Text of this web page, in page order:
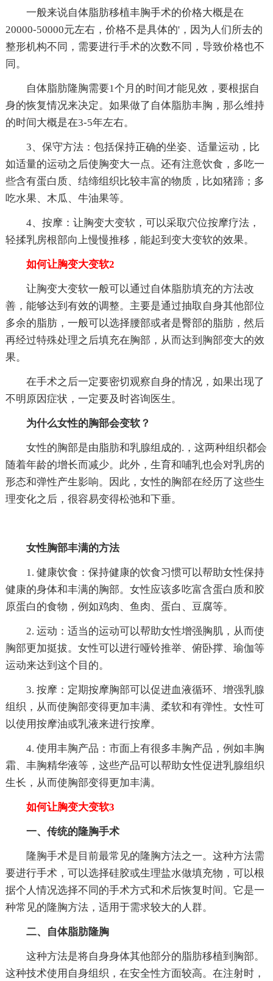
一般来说自体脂肪移植丰胸手术的价格大概是在
20000-50000元左右，价格不是具体的'，因为人们所去的
整形机构不同，需要进行手术的次数不同，导致价格也不
同。
自体脂肪隆胸需要1个月的时间才能见效，要根据自
身的恢复情况来决定。如果做了自体脂肪丰胸，那么维持
的时间大概是在3-5年左右。
3、保守方法：包括保持正确的坐姿、适量运动，比
如适量的运动之后使胸变大一点。还有注意饮食，多吃一
些含有蛋白质、结缔组织比较丰富的物质，比如猪蹄；多
吃水果、木瓜、牛油果等。
4、按摩：让胸变大变软，可以采取穴位按摩疗法，
轻揉乳房根部向上慢慢推移，能起到变大变软的效果。
如何让胸变大变软2
让胸变大变软一般可以通过自体脂肪填充的方法改
善，能够达到有效的调整。主要是通过抽取自身其他部位
多余的脂肪，一般可以选择腰部或者是臀部的脂肪，然后
再经过特殊处理之后填充在胸部，从而达到胸部变大的效
果。
在手术之后一定要密切观察自身的情况，如果出现了
不明原因症状，一定要及时咨询医生。
为什么女性的胸部会变软？
女性的胸部是由脂肪和乳腺组成的.，这两种组织都会
随着年龄的增长而减少。此外，生育和哺乳也会对乳房的
形态和弹性产生影响。因此，女性的胸部在经历了这些生
理变化之后，很容易变得松弛和下垂。
女性胸部丰满的方法
1. 健康饮食：保持健康的饮食习惯可以帮助女性保持
健康的身体和丰满的胸部。女性应该多吃富含蛋白质和胶
原蛋白的食物，例如鸡肉、鱼肉、蛋白、豆腐等。
2. 运动：适当的运动可以帮助女性增强胸肌，从而使
胸部更加挺拔。女性可以进行哑铃推举、俯卧撑、瑜伽等
运动来达到这个目的。
3. 按摩：定期按摩胸部可以促进血液循环、增强乳腺
组织，从而使胸部变得更加丰满、柔软和有弹性。女性可
以使用按摩油或乳液来进行按摩。
4. 使用丰胸产品：市面上有很多丰胸产品，例如丰胸
霜、丰胸精华液等，这些产品可以帮助女性促进乳腺组织
生长，从而使胸部变得更加丰满。
如何让胸变大变软3
一、传统的隆胸手术
隆胸手术是目前最常见的隆胸方法之一。这种方法需
要进行手术，可以选择硅胶或生理盐水做填充物，可以根
据个人情况选择不同的手术方式和术后恢复时间。它是一
种常见的隆胸方法，适用于需求较大的人群。
二、自体脂肪隆胸
这种方法是将自身身体其他部分的脂肪移植到胸部。
这种技术使用自身组织，在安全性方面较高。在注射时，